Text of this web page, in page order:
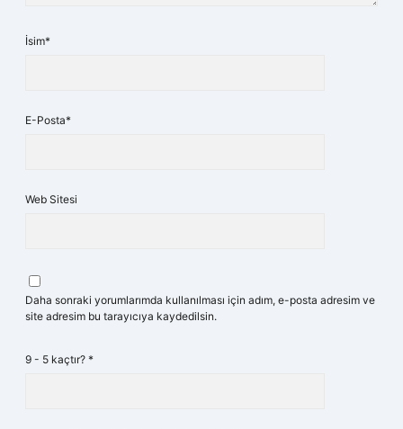
İsim*
E-Posta*
Web Sitesi
Daha sonraki yorumlarımda kullanılması için adım, e-posta adresim ve
site adresim bu tarayıcıya kaydedilsin.
9 - 5 kaçtır? *